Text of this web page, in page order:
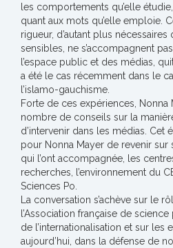
les comportements qu’elle
quant aux mots qu’elle emploie.
rigueur, d’autant plus
sensibles, ne s’accompagnent
l’espace public et des médias,
a été le cas récemment dans le
l’islamo-gauchisme.
Forte de ces expériences, Nonna
nombre de conseils sur la
d’intervenir dans les médias. Cet
pour Nonna Mayer de revenir
qui l’ont accompagnée, les
recherches, l’environnement du
Sciences Po.
La conversation s’achève sur le
l’Association française de
de l’internationalisation et sur les
aujourd’hui, dans la défense de